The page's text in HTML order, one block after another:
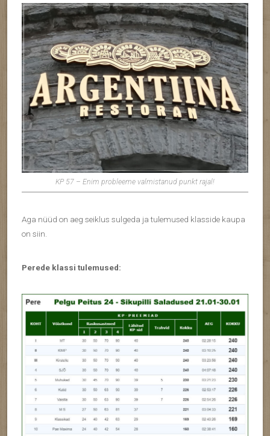
KP 57 – Enim probleeme valmistanud punkt rajal!
Aga nüüd on aeg seiklus sulgeda ja tulemused klasside kaupa
on siin.
Perede klassi tulemused: